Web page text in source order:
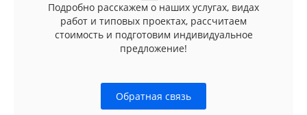
Подробно расскажем о наших услугах, видах
работ и типовых проектах, рассчитаем
стоимость и подготовим индивидуальное
предложение!
Обратная связь